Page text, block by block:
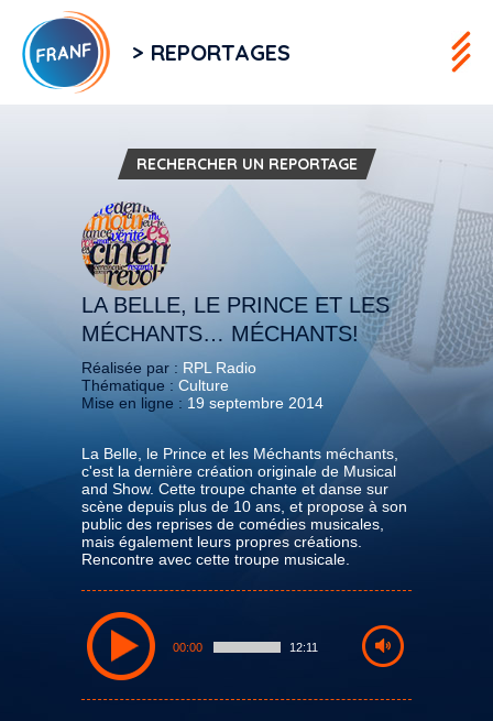
> REPORTAGES
RECHERCHER UN REPORTAGE
LA BELLE, LE PRINCE ET LES
MÉCHANTS… MÉCHANTS!
Réalisée par : RPL Radio
Thématique : Culture
Mise en ligne : 19 septembre 2014
La Belle, le Prince et les Méchants méchants,
c'est la dernière création originale de Musical
and Show. Cette troupe chante et danse sur
scène depuis plus de 10 ans, et propose à son
public des reprises de comédies musicales,
mais également leurs propres créations.
Rencontre avec cette troupe musicale.
00:00 12:11